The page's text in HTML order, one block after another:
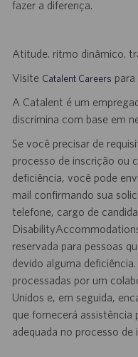
fazer a diferença.
Atitude. ritmo dinâmico.
Visite Catalent Careers
A Catalent é um
discrimina com base em
Se você precisar de
processo de inscrição ou
deficiência, você pode
mail confirmando sua
telefone, cargo de
reservada para pessoas
devido alguma
processadas por um
Unidos e, em seguida,
que fornecerá assistência
adequada no processo